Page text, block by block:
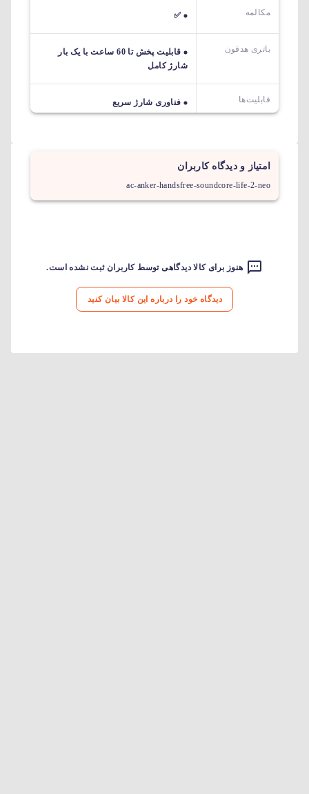
مکالمه ✅
باتری هدفون
قابلیت پخش تا 60 ساعت با یک بار
شارژ کامل
قابلیت‌ها فناوری شارژ سریع
امتیاز و دیدگاه کاربران
ac-anker-handsfree-soundcore-life-2-neo
هنوز برای کالا دیدگاهی توسط کاربران ثبت نشده است.
دیدگاه خود را درباره این کالا بیان کنید